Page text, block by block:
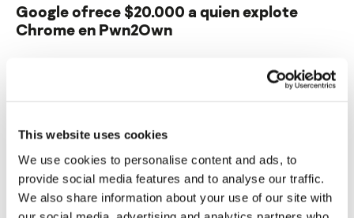
This website uses cookies
We use cookies to personalise content and ads, to
provide social media features and to analyse our traffic.
We also share information about your use of our site with
Google ofrece $20.000 a quien explote
Chrome en Pwn2Own
Nombre* Correo electrónico *